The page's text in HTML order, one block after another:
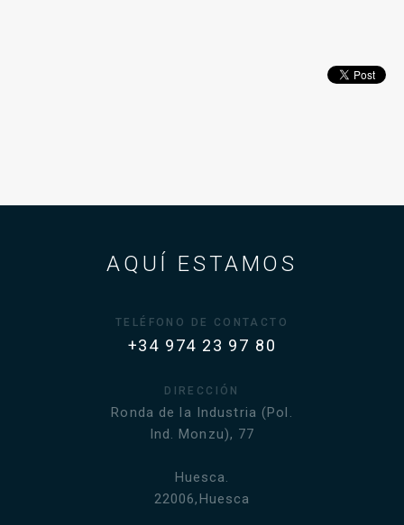
AQUÍ ESTAMOS
TELÉFONO DE CONTACTO
+34 974 23 97 80
DIRECCIÓN
Ronda de la Industria (Pol.
Ind. Monzu), 77
Huesca.
22006,Huesca